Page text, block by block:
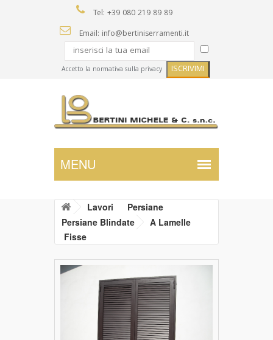
Tel: +39 080 219 89 89
Email: info@bertiniserramenti.it
Accetto la normativa sulla privacy
Lavori
Persiane
Persiane Blindate
A Lamelle
Fisse